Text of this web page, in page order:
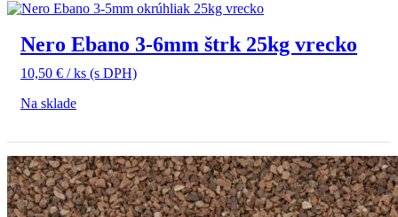
Nero Ebano 3-6mm štrk 25kg vrecko
10,50 € / ks (s DPH)
Na sklade